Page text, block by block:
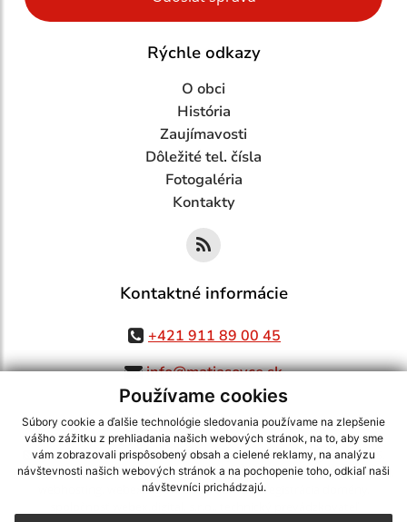
Používame cookies
Súbory cookie a ďalšie technológie sledovania používame na zlepšenie
vášho zážitku z prehliadania našich webových stránok, na to, aby sme
vám zobrazovali prispôsobený obsah a cielené reklamy, na analýzu
návštevnosti našich webových stránok a na pochopenie toho, odkiaľ naši
návštevníci prichádzajú.
Rýchle odkazy
O obci
História
Zaujímavosti
Dôležité tel. čísla
Fotogaléria
Kontakty
Kontaktné informácie
+421 911 89 00 45
info@matiasovce.sk
využite možnosť získavania aktuálnych informácií s využitím RSS
CMS systém (redakčný) systém ECHELON 2,Mapa stránok,web portál
webex.digital, s.r.o.,domény,registrácia domény